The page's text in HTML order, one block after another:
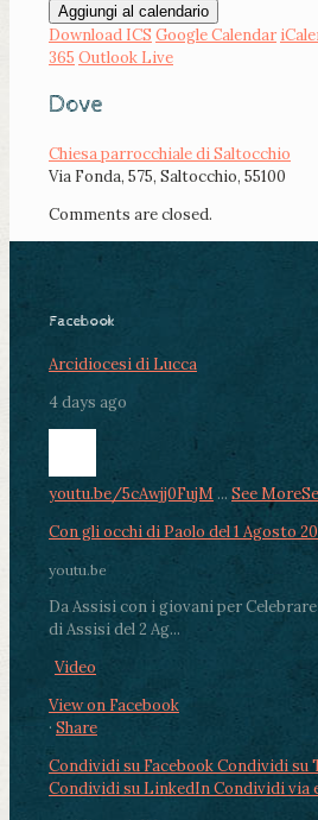
Aggiungi al calendario
Download ICS Google Calendar
365 Outlook Live
Dove
Chiesa parrocchiale di Saltocchio
Via Fonda, 575, Saltocchio, 55100
Comments are closed.
Facebook
Arcidiocesi di Lucca
4 days ago
youtu.be/5cAwjj0FujM ... See More
Con gli occhi di Paolo del 1 Agosto
youtu.be
Da Assisi con i giovani per
di Assisi del 2 Ag...
Video
View on Facebook
· Share
Condividi su FacebookCondividi su
Condividi su LinkedInCondividi via